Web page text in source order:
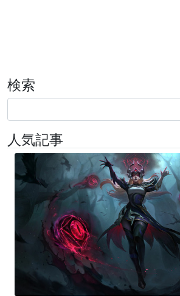
検索
人気記事